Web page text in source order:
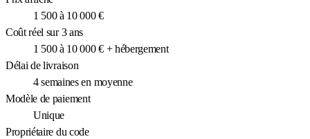
1 500 à 10 000 €
Coût réel sur 3 ans
1 500 à 10 000 € + hébergement
Délai de livraison
4 semaines en moyenne
Modèle de paiement
Unique
Propriétaire du code